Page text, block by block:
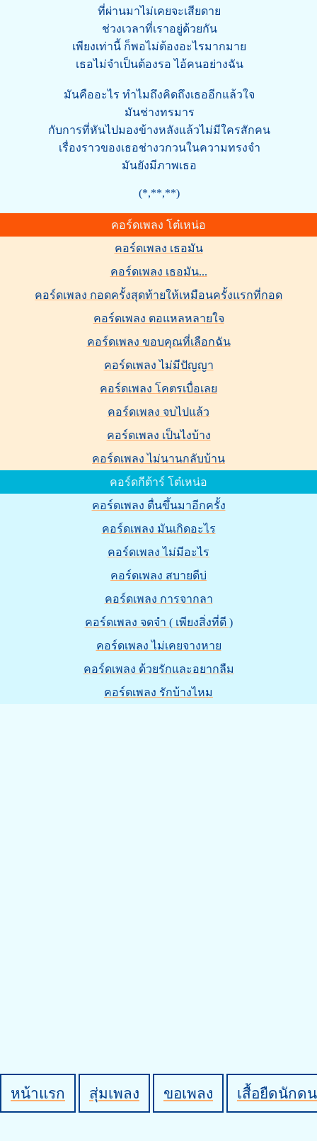
ที่ผ่านมาไม่เคยจะเสียดาย
ช่วงเวลาที่เราอยู่ด้วยกัน
เพียงเท่านี้ ก็พอไม่ต้องอะไรมากมาย
เธอไม่จำเป็นต้องรอ ไอ้คนอย่างฉัน
มันคืออะไร ทำไมถึงคิดถึงเธออีกแล้วใจ
มันช่างทรมาร
กับการที่หันไปมองข้างหลังแล้วไม่มีใครสักคน
เรื่องราวของเธอช่างวกวนในความทรงจำ
มันยังมีภาพเธอ
(*,**,**)
คอร์ดเพลง โต๋เหน่อ
คอร์ดเพลง เธอมัน
คอร์ดเพลง เธอมัน...
คอร์ดเพลง กอดครั้งสุดท้ายให้เหมือนครั้งแรกที่กอด
คอร์ดเพลง ตอแหลหลายใจ
คอร์ดเพลง ขอบคุณที่เลือกฉัน
คอร์ดเพลง ไม่มีปัญญา
คอร์ดเพลง โคตรเบื่อเลย
คอร์ดเพลง จบไปแล้ว
คอร์ดเพลง เป็นไงบ้าง
คอร์ดเพลง ไม่นานกลับบ้าน
คอร์ดกีต้าร์ โต๋เหน่อ
คอร์ดเพลง ตื่นขึ้นมาอีกครั้ง
คอร์ดเพลง มันเกิดอะไร
คอร์ดเพลง ไม่มีอะไร
คอร์ดเพลง สบายดีบ่
คอร์ดเพลง การจากลา
คอร์ดเพลง จดจำ ( เพียงสิ่งที่ดี )
คอร์ดเพลง ไม่เคยจางหาย
คอร์ดเพลง ด้วยรักและอยากลืม
คอร์ดเพลง รักบ้างไหม
หน้าแรก สุ่มเพลง ขอเพลง เสื้อยืดนักด